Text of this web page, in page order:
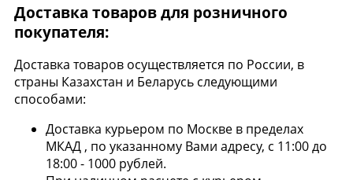
Доставка товаров для розничного
покупателя:
Доставка товаров осуществляется по России, в
страны Казахстан и Беларусь следующими
способами:
Доставка курьером по Москве в пределах
МКАД , по указанному Вами адресу, с 11:00 до
18:00 - 1000 рублей.